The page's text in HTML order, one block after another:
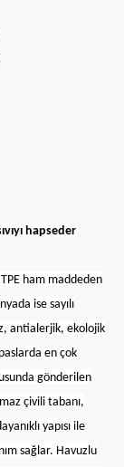
hapseder
ham maddeden
ise sayılı
antialerjik, ekolojik
en çok
gönderilen
çivili tabanı,
yapısı ile
sağlar. Havuzlu